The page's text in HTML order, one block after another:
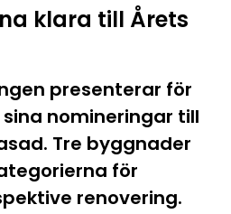
klara till Årets
presenterar för
nomineringar till
Tre byggnader
för
renovering.